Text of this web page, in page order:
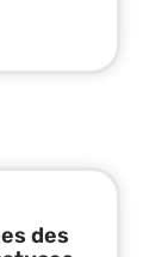
des